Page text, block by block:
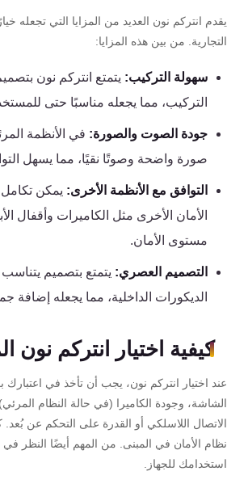
انتركم نون العديد من المزايا التي تجعله خيارًا
من بين هذه المزايا:
سهولة التركيب:يتمتع انتركم نون
التركيب، مما يجعله مناسبًا حتى
جودة الصوت والصورة:في الأنظمة
صورة واضحة وصوتًا نقيًا، مما يسهل
التوافق مع الأنظمة الأخرى:يمكن تكامل
الأمان الأخرى مثل الكاميرات وأقفال
مستوى الأمان.
التصميم العصري:يتمتع بتصميم يتناسب
الديكورات الداخلية، مما يجعله إضافة
كيفية اختيار انتركم نون
اختيار انتركم نون، يجب أن تأخذ في اعتبارك
وجودة الكاميرا (في حالة النظام المرئي)،
اللاسلكي أو القدرة على التحكم عن بُعد.
الأمان في المبنى. من المهم أيضًا النظر في
للجهاز.
والانصراف
تقوية
شبكات
والانترنت
انتركم
أنظمة
السرقة
إنذار
الحريق
أكسيس
كنترول